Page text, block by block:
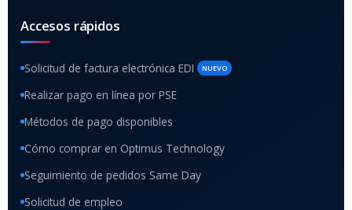
Accesos rápidos
Solicitud de factura electrónica EDI NUEVO
Realizar pago en línea por PSE
Métodos de pago disponibles
Cómo comprar en Optimus Technology
Seguimiento de pedidos Same Day
Solicitud de empleo